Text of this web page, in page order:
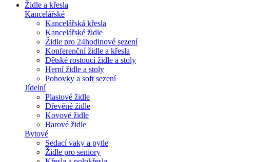
Židle a křesla
Kancelářské
Kancelářská křesla
Kancelářské židle
Židle pro 24hodinové sezení
Konferenční židle a křesla
Dětské rostoucí židle a stoly
Herní židle a stoly
Pohovky a soft sezení
Jídelní
Plastové židle
Dřevěné židle
Kovové židle
Barové židle
Bytové
Sedací vaky a pytle
Židle pro seniory